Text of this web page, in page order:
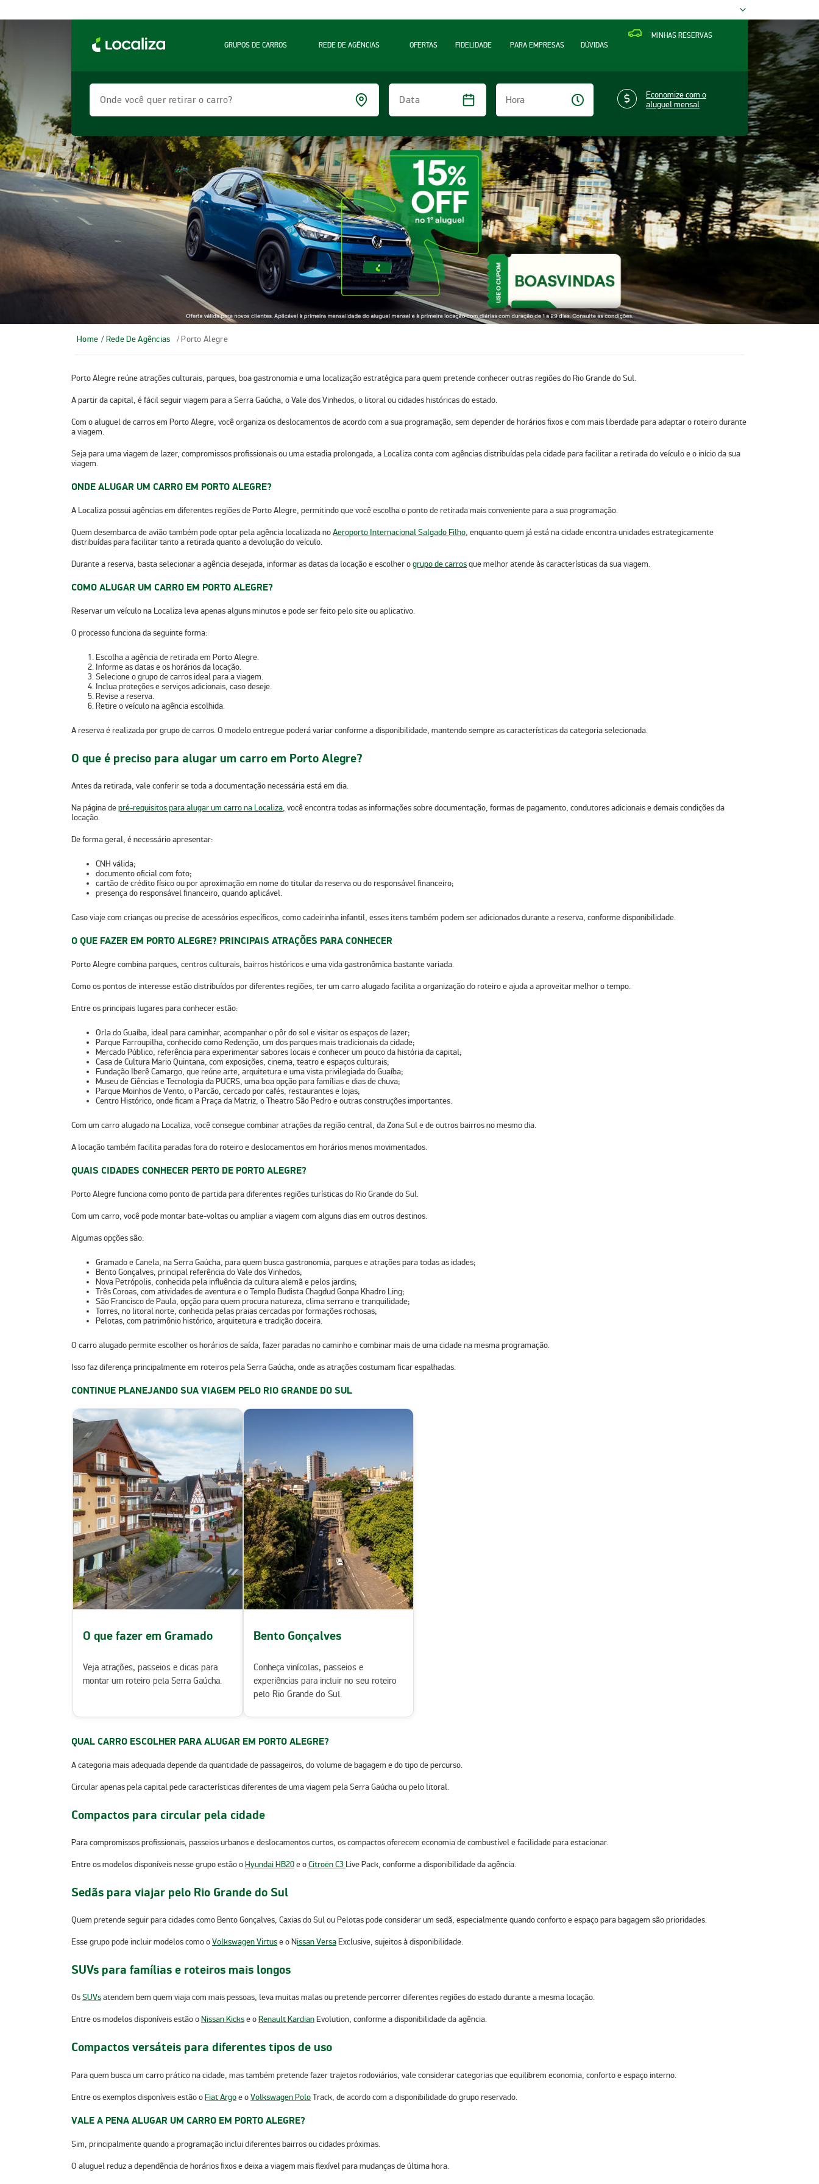
MINHAS RESERVAS
GRUPOS DE CARROS
REDE DE AGÊNCIAS OFERTAS FIDELIDADE PARA EMPRESAS DÚVIDAS
Onde você quer retirar o carro? Data
Hora
Economize com o
aluguel mensal
Home / Rede De Agências / Porto Alegre
Porto Alegre reúne atrações culturais, parques, boa gastronomia e uma localização estratégica para quem pretende conhecer outras regiões do Rio Grande do Sul.
A partir da capital, é fácil seguir viagem para aSerra Gaúcha, oVale dos Vinhedos, o litoraloucidades históricas do estado.
Com oaluguel de carros em Porto Alegre, você organiza os deslocamentos de acordo com a sua programação, sem depender de horários fixos e com mais liberdade para adaptar o roteiro durante
a viagem.
Seja para uma viagem de lazer, compromissos profissionais ou uma estadia prolongada, a Localiza conta com agências distribuídas pela cidade para facilitar a retirada do veículo e o início da sua
viagem.
ONDE ALUGAR UM CARRO EM PORTO ALEGRE?
A Localiza possui agências em diferentes regiões de Porto Alegre, permitindo que você escolha o ponto de retirada mais conveniente para a sua programação.
Quem desembarca de avião também pode optar pela agência localizada noAeroporto Internacional Salgado Filho, enquanto quem já está na cidade encontra unidades estrategicamente
distribuídas para facilitar tanto a retirada quanto a devolução do veículo.
Durante a reserva, bastaselecionar a agência desejada, informar asdatas da locaçãoeescolher ogrupo de carrosque melhor atende às características da sua viagem.
COMO ALUGAR UM CARRO EM PORTO ALEGRE?
Reservar um veículo na Localiza leva apenas alguns minutos e pode ser feito pelo site ou aplicativo.
O processo funciona da seguinte forma:
Escolha aagência de retiradaem Porto Alegre.
Informe asdatase oshoráriosda locação.
Selecione ogrupo de carros idealpara a viagem.
Incluaproteçõeseserviços adicionais, caso deseje.
Revise a reserva.
Retire o veículo na agência escolhida.
A reserva é realizada por grupo de carros. O modelo entregue poderá variar conforme a disponibilidade, mantendo sempre as características da categoria selecionada.
O que é preciso para alugar um carro em Porto Alegre?
Antes da retirada, vale conferir se toda a documentação necessária está em dia.
Na página depré-requisitos para alugar um carro na Localiza, você encontra todas as informações sobre documentação, formas de pagamento, condutores adicionais e demais condições da
locação.
De forma geral, é necessário apresentar:
CNH válida;
documento oficial com foto;
cartão de crédito físico ou por aproximação em nome do titular da reserva ou do responsável financeiro;
presença do responsável financeiro, quando aplicável.
Caso viaje com crianças ou precise de acessórios específicos, comocadeirinha infantil, esses itens também podem ser adicionados durante a reserva, conforme disponibilidade.
O QUE FAZER EM PORTO ALEGRE? PRINCIPAIS ATRAÇÕES PARA CONHECER
Porto Alegre combina parques, centros culturais, bairros históricos e uma vida gastronômica bastante variada.
Como os pontos de interesse estão distribuídos por diferentes regiões, ter um carro alugado facilita a organização do roteiro e ajuda a aproveitar melhor o tempo.
Entre os principais lugares para conhecer estão:
Orla do Guaíba, ideal para caminhar, acompanhar o pôr do sol e visitar os espaços de lazer;
Parque Farroupilha, conhecido como Redenção, um dos parques mais tradicionais da cidade;
Mercado Público, referência para experimentar sabores locais e conhecer um pouco da história da capital;
Casa de Cultura Mario Quintana, com exposições, cinema, teatro e espaços culturais;
Fundação Iberê Camargo, que reúne arte, arquitetura e uma vista privilegiada do Guaíba;
Museu de Ciências e Tecnologia da PUCRS, uma boa opção para famílias e dias de chuva;
Parque Moinhos de Vento, o Parcão, cercado por cafés, restaurantes e lojas;
Centro Histórico, onde ficam a Praça da Matriz, o Theatro São Pedro e outras construções importantes.
Com um carro alugado na Localiza, você consegue combinar atrações da região central, da Zona Sul e de outros bairros no mesmo dia.
A locação também facilita paradas fora do roteiro e deslocamentos em horários menos movimentados.
QUAIS CIDADES CONHECER PERTO DE PORTO ALEGRE?
Porto Alegre funciona como ponto de partida para diferentes regiões turísticas do Rio Grande do Sul.
Com um carro, você pode montar bate-voltas ou ampliar a viagem com alguns dias em outros destinos.
Algumas opções são:
Gramado e Canela, na Serra Gaúcha, para quem busca gastronomia, parques e atrações para todas as idades;
Bento Gonçalves, principal referência do Vale dos Vinhedos;
Nova Petrópolis, conhecida pela influência da cultura alemã e pelos jardins;
Três Coroas, com atividades de aventura e o Templo Budista Chagdud Gonpa Khadro Ling;
São Francisco de Paula, opção para quem procura natureza, clima serrano e tranquilidade;
Torres, no litoral norte, conhecida pelas praias cercadas por formações rochosas;
Pelotas, com patrimônio histórico, arquitetura e tradição doceira.
O carro alugado permite escolher os horários de saída, fazer paradas no caminho e combinar mais de uma cidade na mesma programação.
Isso faz diferença principalmente em roteiros pela Serra Gaúcha, onde as atrações costumam ficar espalhadas.
CONTINUE PLANEJANDO SUA VIAGEM PELO RIO GRANDE DO SUL
O que fazer em Gramado
Veja atrações, passeios e dicas para
montar um roteiro pela Serra Gaúcha.
Bento Gonçalves
Conheça vinícolas, passeios e
experiências para incluir no seu roteiro
pelo Rio Grande do Sul.
QUAL CARRO ESCOLHER PARA ALUGAR EM PORTO ALEGRE?
A categoria mais adequada depende da quantidade de passageiros, do volume de bagagem e do tipo de percurso.
Circular apenas pela capital pede características diferentes de uma viagem pela Serra Gaúcha ou pelo litoral.
Compactos para circular pela cidade
Para compromissos profissionais, passeios urbanos e deslocamentos curtos, os compactos oferecem economia de combustível e facilidade para estacionar.
Entre os modelos disponíveis nesse grupo estão oHyundai HB20e oCitroën C3 Live Pack, conforme a disponibilidade da agência.
Sedãs para viajar pelo Rio Grande do Sul
Quem pretende seguir para cidades comoBento Gonçalves, Caxias do SulouPelotaspode considerar um sedã, especialmente quando conforto e espaço para bagagem são prioridades.
Esse grupo pode incluir modelos como oVolkswagen Virtuse o Nissan VersaExclusive, sujeitos à disponibilidade.
SUVs para famílias e roteiros mais longos
OsSUVsatendem bem quem viaja com mais pessoas, leva muitas malas ou pretende percorrer diferentes regiões do estado durante a mesma locação.
Entre os modelos disponíveis estão oNissan Kickse oRenault KardianEvolution, conforme a disponibilidade da agência.
Compactos versáteis para diferentes tipos de uso
Para quem busca um carro prático na cidade, mas também pretende fazer trajetos rodoviários, vale considerar categorias que equilibrem economia, conforto e espaço interno.
Entre os exemplos disponíveis estão oFiat Argoe oVolkswagen PoloTrack, de acordo com a disponibilidade do grupo reservado.
VALE A PENA ALUGAR UM CARRO EM PORTO ALEGRE?
Sim, principalmente quando a programação inclui diferentes bairros ou cidades próximas.
O aluguel reduz a dependência de horários fixos e deixa a viagem mais flexível para mudanças de última hora.